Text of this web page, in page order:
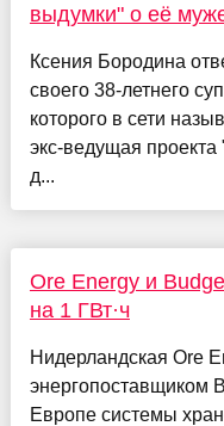
выдумки" о её
Ксения Бородина
своего 38-летнего
которого в сети
экс-ведущая
д...
Ore Energy и
на 1 ГВт·ч
Нидерландская Ore
энергопоставщиком
Европе системы